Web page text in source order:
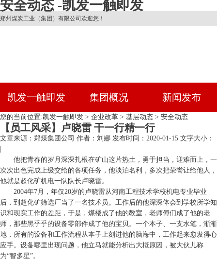
安全动态 -凯发一触即发
郑州煤炭工业（集团）有限公司欢迎您！
凯发一触即发 集团概况 新闻发布
您的当前位置:凯发一触即发 > 企业改革 > 基层动态 > 安全动态
【员工风采】卢晓雷 干一行精一行
文章来源：郑煤集团公司 作者：刘娜 发布时间：2020-01-15 文字大小：
他把青春的岁月深深扎根在矿山这片热土，勇于担当，迎难而上，一
次次出色完成上级交给的各项任务，他淡泊名利，多次把荣誉让给他人，
他就是超化矿机电一队队长卢晓雷。
2004年7月，年仅20岁的卢晓雷从河南工程技术学校机电专业毕业
后，到超化矿筛选厂当了一名技术员。工作后的他深深体会到学校所学知
识和现实工作的差距，于是，煤楼成了他的教室，老师傅们成了他的老
师，那些黑乎乎的设备零部件成了他的宝贝。一个本子、一支水笔，渐渐
地，所有的设备和工作流程从本子上刻进他的脑海中，工作起来愈发得心
应手。设备哪里出现问题，他立马就能分析出大概原因，被大伙儿称
为“智多星”。